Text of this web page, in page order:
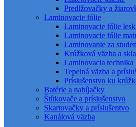
Predlžovačky a
Laminovacie fólie
Laminovacie fólie
Laminovacie fólie
Laminovanie za
Krúžková väzba a
Laminovacia technika
Tepelná väzba a
Príslušenstvo ku
Batérie a nabíjačky
Štítkovače a príslušenstvo
Skartovačky a príslušentvo
Kanálová väzba